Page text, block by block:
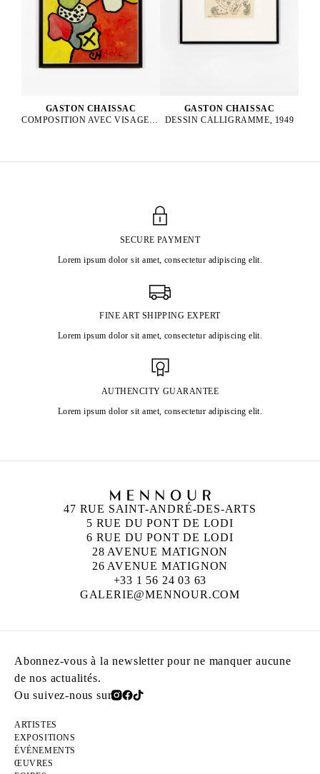
GASTON CHAISSAC
GASTON CHAISSAC
DESSIN CALLIGRAMME, 1949
SECURE PAYMENT
Lorem ipsum dolor sit amet, consectetur adipiscing elit.
FINE ART SHIPPING EXPERT
Lorem ipsum dolor sit amet, consectetur adipiscing elit.
AUTHENCITY GUARANTEE
Lorem ipsum dolor sit amet, consectetur adipiscing elit.
47 RUE SAINT-ANDRÉ-DES-ARTS
5 RUE DU PONT DE LODI
6 RUE DU PONT DE LODI
28 AVENUE MATIGNON
26 AVENUE MATIGNON
+33 1 56 24 03 63
GALERIE@MENNOUR.COM
Abonnez-vous à la newsletter pour ne manquer aucune
de nos actualités.
Ou suivez-nous sur
ARTISTES
EXPOSITIONS
ÉVÉNEMENTS
ŒUVRES